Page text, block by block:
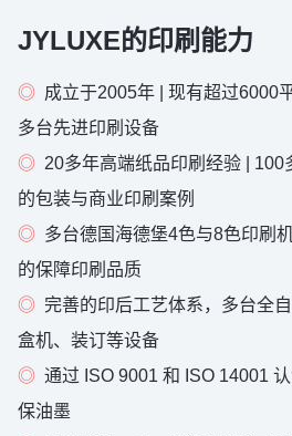
JYLUXE的印刷能力
◎ 成立于2005年 | 现有超过6000
多台先进印刷设备
◎ 20多年高端纸品印刷经验 | 100
的包装与商业印刷案例
◎ 多台德国海德堡4色与8色印刷
的保障印刷品质
◎ 完善的印后工艺体系，多台全
盒机、装订等设备
◎ 通过 ISO 9001 和 ISO 14001
保油墨